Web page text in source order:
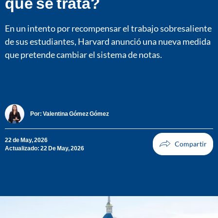
En un intento por recompensar el trabajo sobresaliente
de sus estudiantes, Harvard anunció una nueva medida
que pretende cambiar el sistema de notas.
Por: Valentina Gómez Gómez
22 de May, 2026
Actualizado: 22 De May, 2026